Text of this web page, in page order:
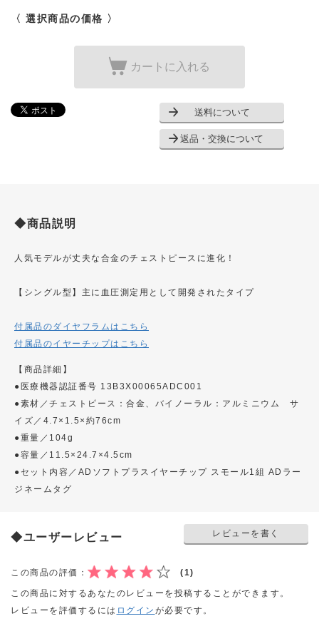
〈 選択商品の価格 〉
カートに入れる
送料について
返品・交換について
◆商品説明
人気モデルが丈夫な合金のチェストピースに進化！
【シングル型】主に血圧測定用として開発されたタイプ
付属品のダイヤフラムはこちら
付属品のイヤーチップはこちら
【商品詳細】
●医療機器認証番号 13B3X00065ADC001
●素材／チェストピース：合金、バイノーラル：アルミニウム サ
イズ／4.7×1.5×約76cm
●重量／104g
●容量／11.5×24.7×4.5cm
●セット内容／ADソフトプラスイヤーチップ スモール1組 ADラー
ジネームタグ
◆ユーザーレビュー レビューを書く
この商品の評価： (1)
この商品に対するあなたのレビューを投稿することができます。
レビューを評価するには ログイン が必要です。